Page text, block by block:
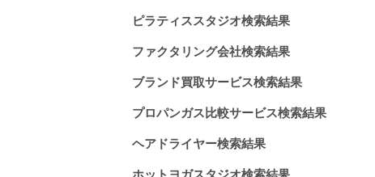
ピラティススタジオ検索結果
ファクタリング会社検索結果
ブランド買取サービス検索結果
プロパンガス比較サービス検索結果
ヘアドライヤー検索結果